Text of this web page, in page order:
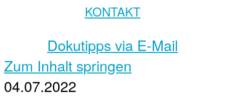
KONTAKT
Dokutipps via E-Mail
Zum Inhalt springen
04.07.2022